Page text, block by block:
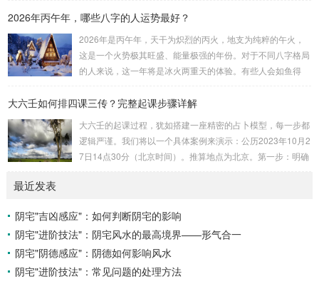
吉。留连：位于食指指尖，属水，玄武，主数2、7、8，凶。
口：位于无名指指尖，属金，白虎，主数4、1、2，凶。小
吉：位于无名指根部，属木，六合，主数5、3、8，吉。空
亡：位于中指根部，属土，勾陈，...
2026年丙午年，哪些八字的人运势最好？
2026年是丙午年，天干为炽烈的丙火，地支为纯粹的午火，
这是一个火势极其旺盛、能量极强的年份。对于不同八字格局
的人来说，这一年将是冰火两重天的体验。有些人会如鱼得
理：吉凶在于平衡与需求八字讲究五行平衡与“喜用神”。喜用
26年丙午，是火力全开的一年。因此：八字命局中“喜火”、“用
火”的人，等于得到了天地最强能量的帮助，犹如天降神助，
运势自然一飞冲天。八字命局中“忌火”的人...
大六壬如何排四课三传？完整起课步骤详解
大六壬的起课过程，犹如搭建一座精密的占卜模型，每一步都
逻辑严谨。我们将以一个具体案例来演示：公历2023年10月2
7日14点30分（北京时间）。推算地点为北京。第一步：明确
你需要：一张空白的天地盘（内含十二地支）、月将、当天日
干日支。第二步：核心步骤——排四课四课是“三传”之母，此
步必须精准。1. 定月将（布“天盘”的...
最近发表
阴宅"吉凶感应"：如何判断阴宅的影响
阴宅"进阶技法"：阴宅风水的最高境界——形气合一
阴宅"阴德感应"：阴德如何影响风水
阴宅"进阶技法"：常见问题的处理方法